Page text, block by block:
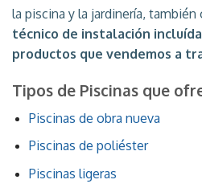
la piscina y la jardinería, también
técnico de instalación
productos que vendemos a
Tipos de Piscinas que
Piscinas de obra nueva
Piscinas de poliéster
Piscinas ligeras